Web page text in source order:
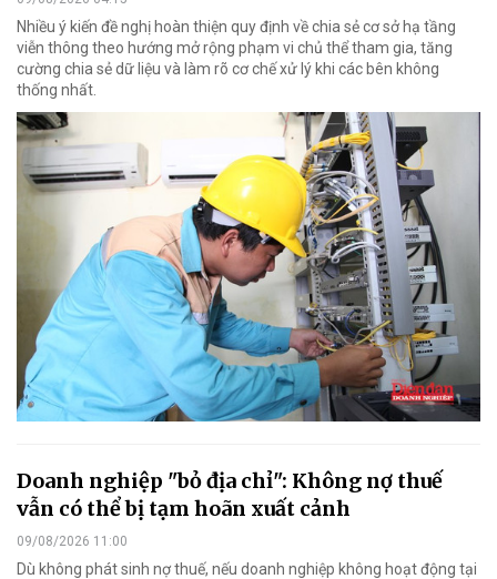
Nhiều ý kiến đề nghị hoàn thiện quy định về chia sẻ cơ sở hạ tầng
viễn thông theo hướng mở rộng phạm vi chủ thể tham gia, tăng
cường chia sẻ dữ liệu và làm rõ cơ chế xử lý khi các bên không
thống nhất.
Doanh nghiệp "bỏ địa chỉ": Không nợ thuế
vẫn có thể bị tạm hoãn xuất cảnh
09/08/2026 11:00
Dù không phát sinh nợ thuế, nếu doanh nghiệp không hoạt động tại